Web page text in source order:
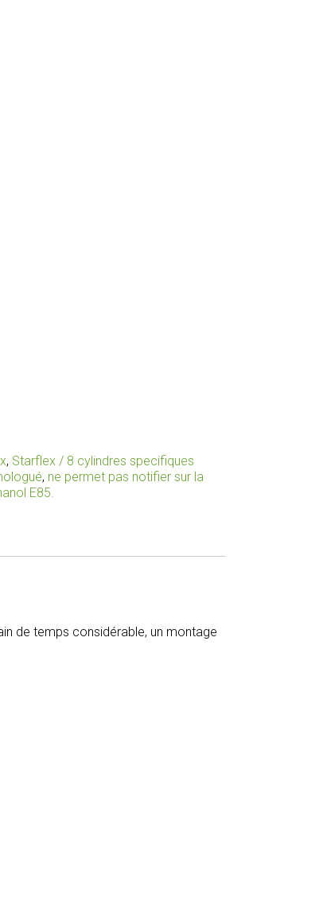
, Starflex / 8 cylindres specifiques
, ne permet pas notifier sur la
E85.
de temps considérable, un montage